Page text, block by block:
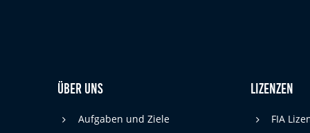
Über uns
Aufgaben und Ziele
Lizenzen
FIA
Cookie Laufzeit: